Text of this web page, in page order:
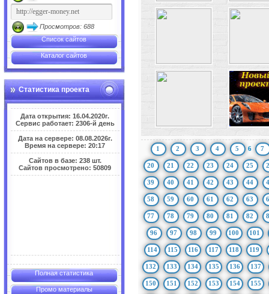
Просмотров: 688
Список сайтов
Каталог сайтов
Статистика проекта
Дата открытия: 16.04.2020г.
Сервис работает: 2306-й день
Дата на сервере: 08.08.2026г.
Время на сервере: 20:17
Сайтов в базе: 238 шт.
Сайтов просмотрено: 50809
Полная статистика
Промо материалы
1 2 3 4 5 6 7
20 21 22 23 24 25
39 40 41 42 43 44
58 59 60 61 62 63
77 78 79 80 81 82
96 97 98 99 100 101
114 115 116 117 118 119
132 133 134 135 136 137
150 151 152 153 154 155